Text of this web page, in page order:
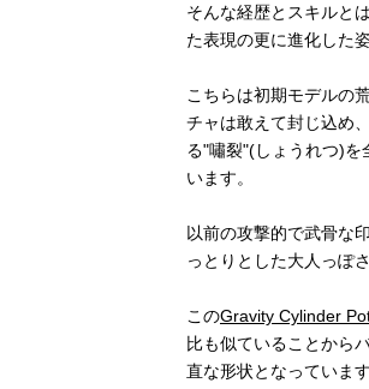
そんな経歴とスキルと
た表現の更に進化した姿
こちらは初期モデルの
チャは敢えて封じ込め
る"嘯裂"(しょうれつ)を
います。
以前の攻撃的で武骨な
っとりとした大人っぽ
このGravity Cylinder
比も似ていることから
直な形状となっています